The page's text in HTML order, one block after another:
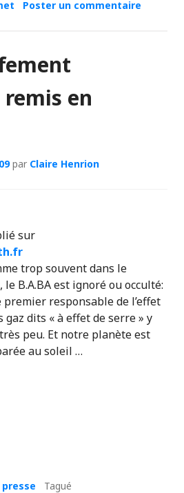
Poster un commentaire
en
par Claire Henrion
sur
trop souvent dans le
B.A.BA est ignoré ou occulté:
premier responsable de l’effet
dits « à effet de serre » y
peu. Et notre planète est
au soleil …
Tagué